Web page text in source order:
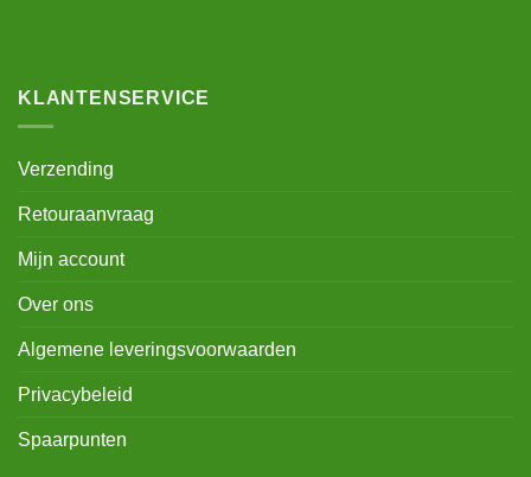
KLANTENSERVICE
Verzending
Retouraanvraag
Mijn account
Over ons
Algemene leveringsvoorwaarden
Privacybeleid
Spaarpunten